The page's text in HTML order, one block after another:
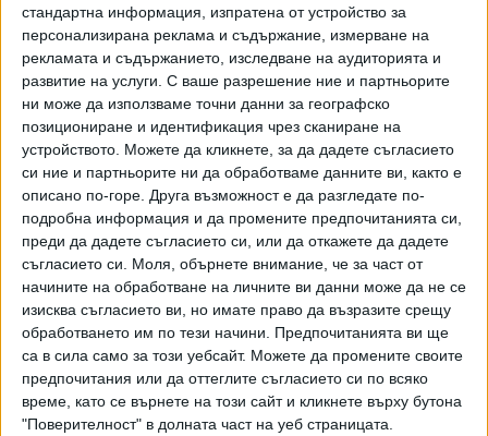
стандартна информация, изпратена от устройство за
персонализирана реклама и съдържание, измерване на
рекламата и съдържанието, изследване на аудиторията и
развитие на услуги. С ваше разрешение ние и партньорите
ни може да използваме точни данни за географско
позициониране и идентификация чрез сканиране на
устройството. Можете да кликнете, за да дадете съгласието
си ние и партньорите ни да обработваме данните ви, както е
описано по-горе. Друга възможност е да разгледате по-
подробна информация и да промените предпочитанията си,
преди да дадете съгласието си, или да откажете да дадете
съгласието си. Моля, обърнете внимание, че за част от
начините на обработване на личните ви данни може да не се
изисква съгласието ви, но имате право да възразите срещу
обработването им по тези начини. Предпочитанията ви ще
са в сила само за този уебсайт. Можете да промените своите
предпочитания или да оттеглите съгласието си по всяко
време, като се върнете на този сайт и кликнете върху бутона
"Поверителност" в долната част на уеб страницата.
ликвидират жертвата в Берлин'', каза съдия Олаф
Арнолди. Той наложи на подсъдимия доживотна присъда,
като каза също, че "особената тежест на вината",
изисквана според германското законодателство за
потенциално доживотен затвор, а не типичната
максимална присъда от 15 години, е изпълнена в този
случай.
Берлин експулсира двама руски дипломати скоро след
убийството на Хангошвили, позовавайки се на отказа на
Москва да сътрудничи на разследванията на
престъплението. Днешната присъда допълнително ще
обтегне руско-германските дипломатически отношения
и ще бъде първият тест за новото правителство на
канцлера Олаф Шолц и неговия външен министър
Аналена Бербок, пише в. ''Гаридън''. По-късно през деня
Бербок съобщи, че руският посланик е бил извикан в